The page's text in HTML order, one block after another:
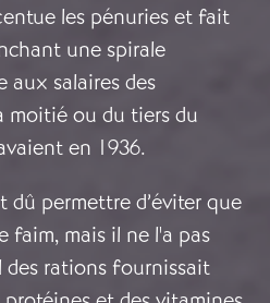
les pénuries et fait
une spirale
aux salaires des
moitié ou du tiers du
en 1936.
permettre d’éviter que
faim, mais il ne l'a pas
rations fournissait